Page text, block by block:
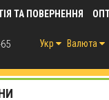
ТА ПОВЕРНЕННЯ
Укр Валюта